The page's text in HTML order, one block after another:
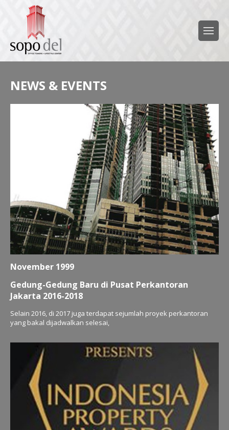
NEWS & EVENTS
November 1999
Gedung-Gedung Baru di Pusat Perkantoran
Jakarta 2016-2018
Selain 2016, di 2017 juga terdapat sejumlah proyek perkantoran
yang bakal dijadwalkan selesai,